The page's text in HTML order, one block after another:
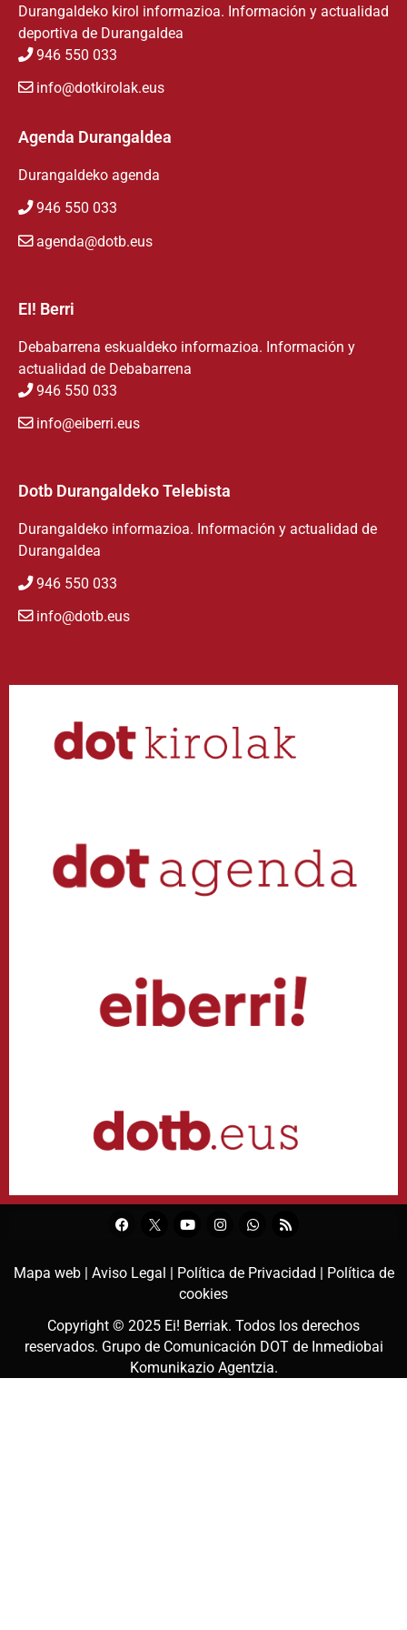
Durangaldeko kirol informazioa. Información y actualidad
deportiva de Durangaldea
946 550 033
info@dotkirolak.eus
Agenda Durangaldea
Durangaldeko agenda
946 550 033
agenda@dotb.eus
EI! Berri
Debabarrena eskualdeko informazioa. Información y
actualidad de Debabarrena
946 550 033
info@eiberri.eus
Dotb Durangaldeko Telebista
Durangaldeko informazioa. Información y actualidad de
Durangaldea
946 550 033
info@dotb.eus
Mapa web | Aviso Legal | Política de Privacidad |
Política de
cookies
Copyright © 2025 Ei! Berriak. Todos los derechos
reservados. Grupo de Comunicación DOT de Inmediobai
Komunikazio Agentzia.